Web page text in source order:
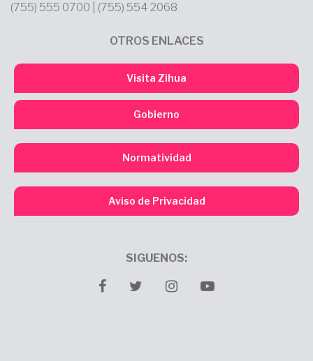
(755) 555 0700 | (755) 554 2068
OTROS ENLACES
Visita Zihua
Gobierno
Normatividad
Aviso de Privacidad
SIGUENOS:
facebooktwitterInstagramyoutube